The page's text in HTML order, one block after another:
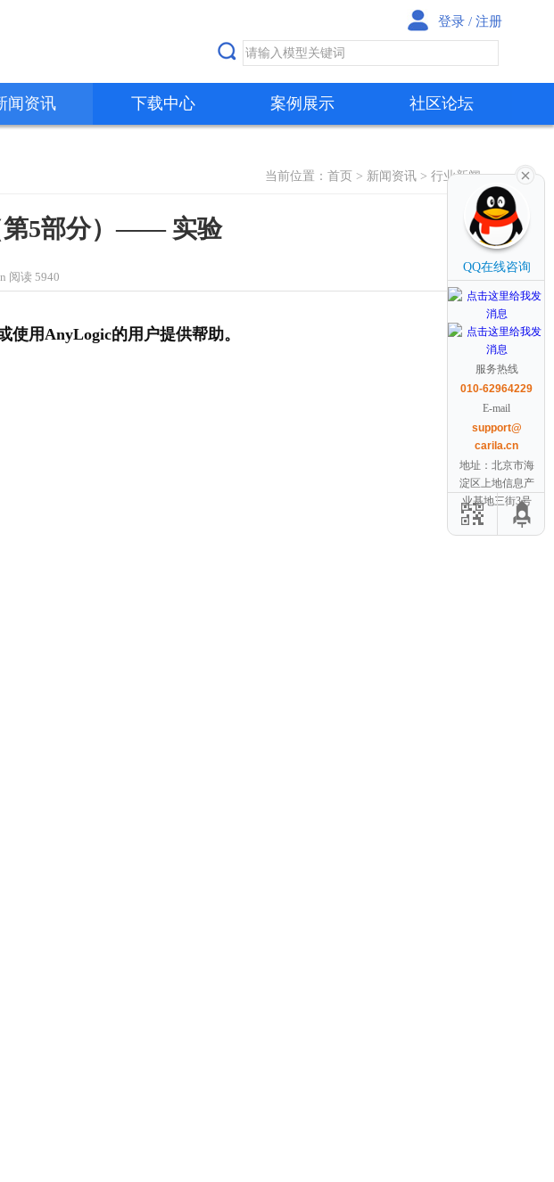
登录 / 注册
闻资讯 下载中心 案例展示 社区论坛
当前位置： 首页 > 新闻资讯 > 行业新闻
第5部分）—— 实验
阅读 5940
用AnyLogic的用户提供帮助。
QQ在线咨询
服务热线
010-62964229
E-mail
support@
carila.cn
地址：北京市海
淀区上地信息产
业基地三街3号